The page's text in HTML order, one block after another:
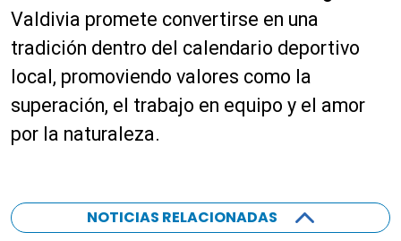
Valdivia promete convertirse en una
tradición dentro del calendario deportivo
local, promoviendo valores como la
superación, el trabajo en equipo y el amor
por la naturaleza.
NOTICIAS RELACIONADAS